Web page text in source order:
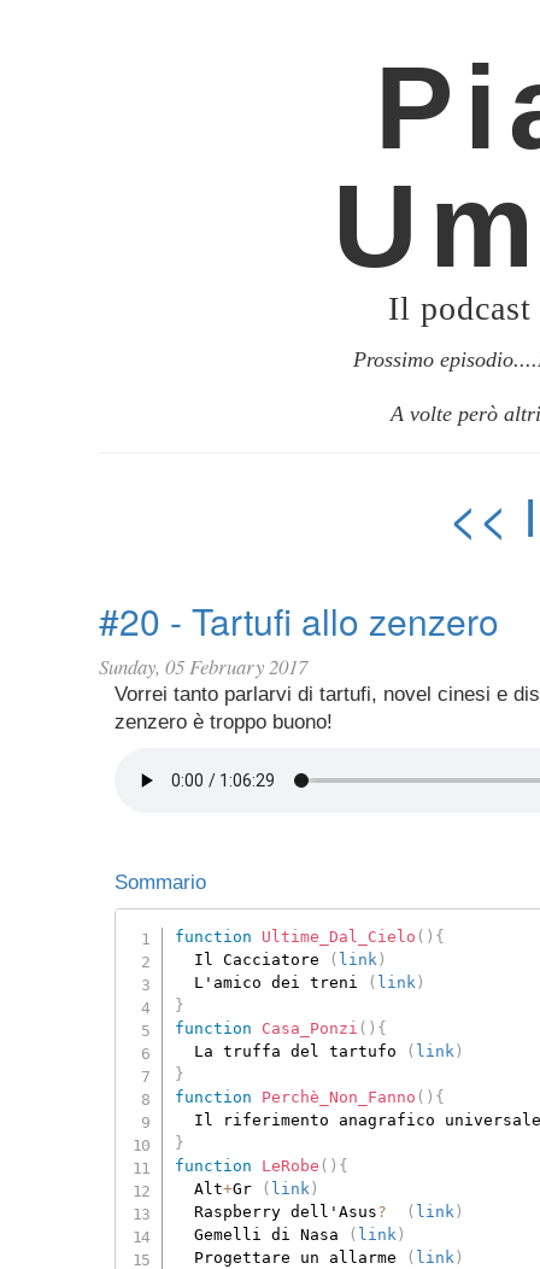
Il
Prossimo
A volte però
<<
#20 - Tartufi allo zenzero
Sunday, 05 February 2017
Vorrei tanto parlarvi di tartufi, novel cinesi e
zenzero è troppo buono!
Sommario
function Ultime_Dal_Cielo ( ) {
  Il Cacciatore
( link )
  L'amico dei treni
( link )
}
function
Casa_Ponzi ( ) {
  La truffa del tartufo
( link )
}
function
Perchè_Non_Fanno ( ) {
}
function
LeRobe ( ) {
  Alt
+Gr ( link )
  Raspberry dell'Asus
? ( link )
  Gemelli di Nasa
( link )
  Progettare un allarme
( link )